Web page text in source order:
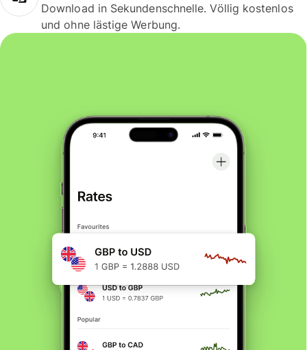
Download in Sekundenschnelle. Völlig kostenlos
und ohne lästige Werbung.